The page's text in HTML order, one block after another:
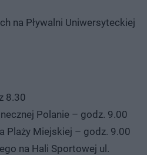
na Pływalni Uniwersyteckiej
8.30
Polanie – godz. 9.00
Plaży Miejskiej – godz. 9.00
na Hali Sportowej ul.